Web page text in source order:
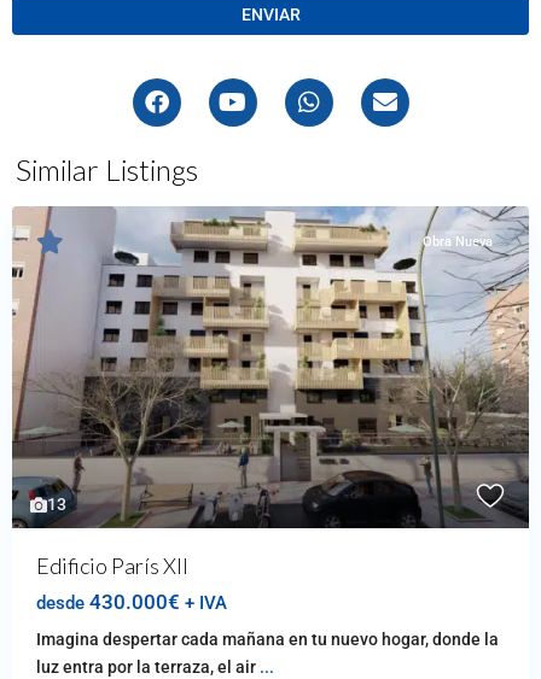
Similar Listings
13
Obra Nueva
Edificio París XII
desde 430.000€ + IVA
Imagina despertar cada mañana en tu nuevo hogar, donde la
luz entra por la terraza, el air ...